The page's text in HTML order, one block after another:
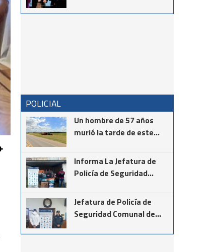
reconocimiento al Dr.
POLICIAL
Un hombre de 57 años
murió la tarde de este
la instalación de cámaras
de seguridad en el cruce
de las rutas provinciales
67 y 85
Informa La Jefatura de
Policía de Seguridad
Suárez
Jefatura de Policía de
Seguridad Comunal de
procedimientos llevados a